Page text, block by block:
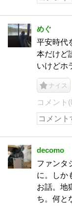
めぐ
平安時代
本だけど
いけどホ
ナイス
コメント
decomo
ファンタ
に。しか
お話。地
ち。何と